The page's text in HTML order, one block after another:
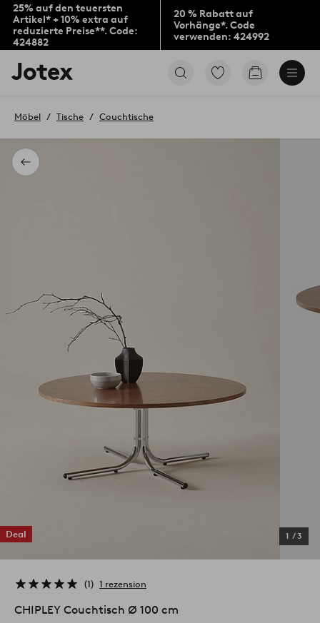
25% auf den teuersten
Artikel* + 10% extra auf
reduzierte Preise**. Code:
424882
20 % Rabatt auf
Vorhänge*. Code
verwenden: 424992
Jotex-
Logo
Startseite
Zu
Produkten
Zum
Zurück
Möbel Tische Couchtische
Deal 1 /3
1 1 rezension
CHIPLEY Couchtisch Ø 100 cm